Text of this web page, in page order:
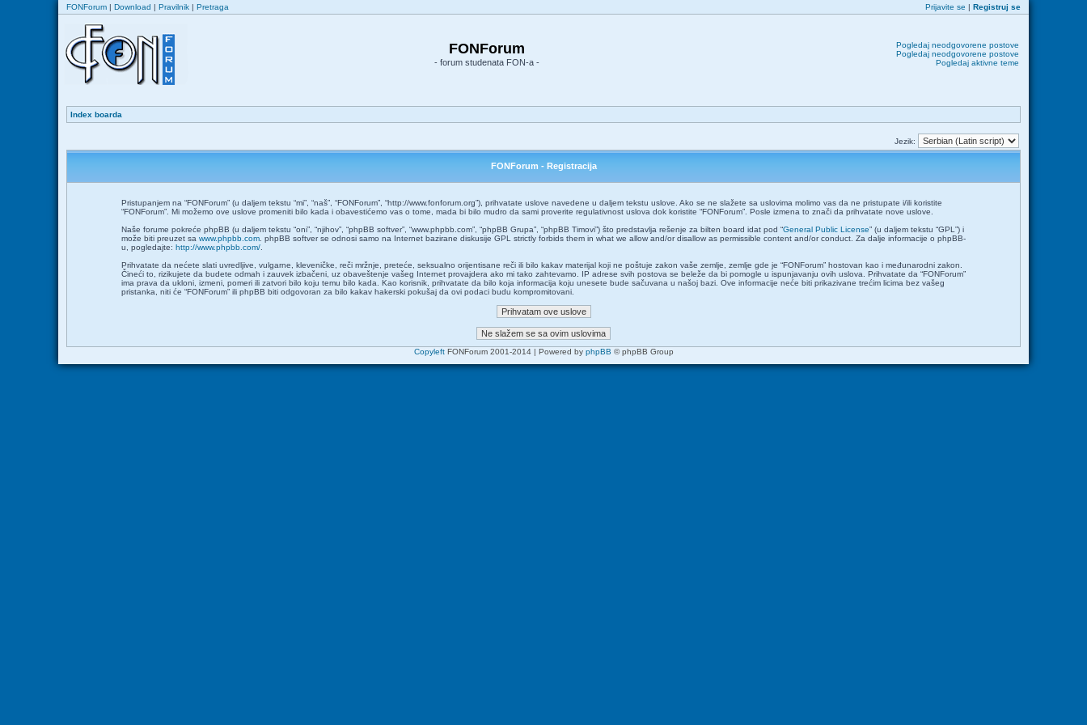
FONForum | Download | Pravilnik | Pretraga Prijavite se | Registruj se
FONForum
- forum studenata FON-a -
Pogledaj neodgovorene postove
Pogledaj neodgovorene postove
Pogledaj aktivne teme
Index boarda
Jezik:
FONForum - Registracija
Pristupanjem na “FONForum” (u daljem tekstu “mi”, “naš”, “FONForum”, “http://www.fonforum.org”), prihvatate uslove navedene u daljem tekstu uslove. Ako se ne slažete sa uslovima molimo vas da ne pristupate i/ili koristite
“FONForum”. Mi možemo ove uslove promeniti bilo kada i obavestićemo vas o tome, mada bi bilo mudro da sami proverite regulativnost uslova dok koristite “FONForum”. Posle izmena to znači da prihvatate nove uslove.
Naše forume pokreće phpBB (u daljem tekstu “oni”, “njihov”, “phpBB softver”, “www.phpbb.com”, “phpBB Grupa”, “phpBB Timovi”) što predstavlja rešenje za bilten board idat pod “General Public License” (u daljem tekstu “GPL”) i
može biti preuzet sa www.phpbb.com. phpBB softver se odnosi samo na Internet bazirane diskusije GPL strictly forbids them in what we allow and/or disallow as permissible content and/or conduct. Za dalje informacije o phpBB-
u, pogledajte: http://www.phpbb.com/.
Prihvatate da nećete slati uvredljive, vulgarne, kleveničke, reči mržnje, preteće, seksualno orijentisane reči ili bilo kakav materijal koji ne poštuje zakon vaše zemlje, zemlje gde je “FONForum” hostovan kao i međunarodni zakon.
Čineći to, rizikujete da budete odmah i zauvek izbačeni, uz obaveštenje vašeg Internet provajdera ako mi tako zahtevamo. IP adrese svih postova se beleže da bi pomogle u ispunjavanju ovih uslova. Prihvatate da “FONForum”
ima prava da ukloni, izmeni, pomeri ili zatvori bilo koju temu bilo kada. Kao korisnik, prihvatate da bilo koja informacija koju unesete bude sačuvana u našoj bazi. Ove informacije neće biti prikazivane trećim licima bez vašeg
pristanka, niti će “FONForum” ili phpBB biti odgovoran za bilo kakav hakerski pokušaj da ovi podaci budu kompromitovani.
CopyleftFONForum 2001-2014 | Powered by phpBB © phpBB Group